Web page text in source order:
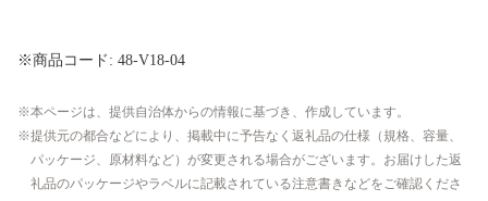
※商品コード: 48-V18-04
本ページは、提供自治体からの情報に基づき、作成しています。
提供元の都合などにより、掲載中に予告なく返礼品の仕様（規格、容量、
パッケージ、原材料など）が変更される場合がございます。お届けした返
礼品のパッケージやラベルに記載されている注意書きなどをご確認くださ